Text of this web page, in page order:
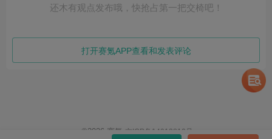
三等奖（奖牌、证书）、优胜奖（证书）
风采大赛：一、二、三等奖（奖牌、证书）
开展此项竞赛活动，有助于全面展示全国各高校各类英语教学水
还木有观点发布哦，快抢占第一把交椅吧！
打开赛氪APP查看和发表评论
©2026 赛氪 京ICP备14013810号